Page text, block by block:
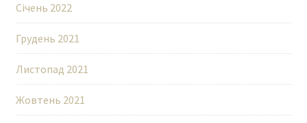
Січень 2022
Грудень 2021
Листопад 2021
Жовтень 2021